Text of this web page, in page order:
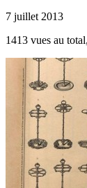
7 juillet 2013
1413 vues au